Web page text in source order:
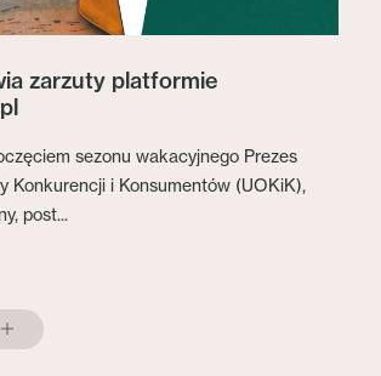
zarzuty platformie
sezonu wakacyjnego Prezes
Konkurencji i Konsumentów (UOKiK),
post...